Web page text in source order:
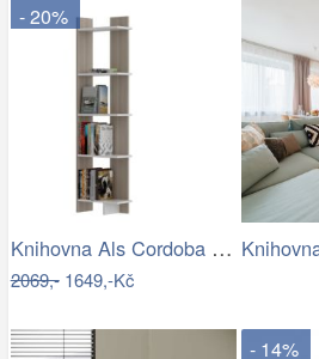
- 20%
Knihovna Als Cordoba White
2069,-1649,-Kč
- 14%